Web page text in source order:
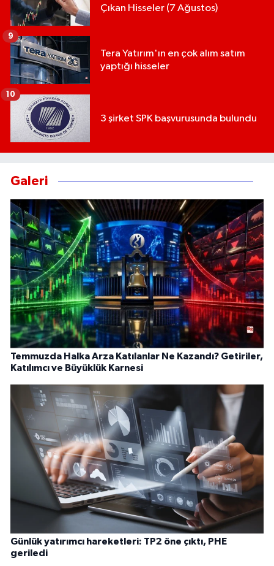
Çıkan Hisseler (7 Ağustos)
Tera Yatırım'ın en çok alım satım
yaptığı hisseler
9
3 şirket SPK başvurusunda bulundu
10
Galeri
Temmuzda Halka Arza Katılanlar Ne Kazandı? Getiriler,
Katılımcı ve Büyüklük Karnesi
Günlük yatırımcı hareketleri: TP2 öne çıktı, PHE
geriledi